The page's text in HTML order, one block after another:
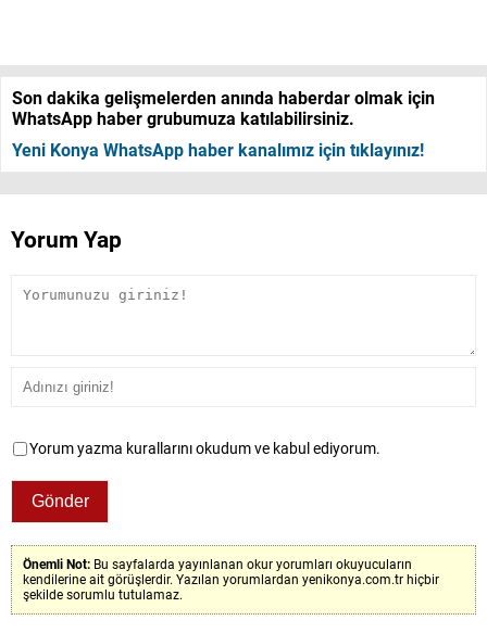
Son dakika gelişmelerden anında haberdar olmak için
WhatsApp haber grubumuza katılabilirsiniz.
Yeni Konya WhatsApp haber kanalımız için tıklayınız!
Yorum Yap
Yorum yazma kurallarını okudum ve kabul ediyorum.
Önemli Not: Bu sayfalarda yayınlanan okur yorumları okuyucuların
kendilerine ait görüşlerdir. Yazılan yorumlardan yenikonya.com.tr hiçbir
şekilde sorumlu tutulamaz.